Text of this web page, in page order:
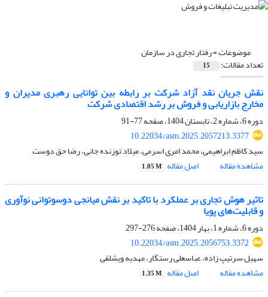
موضوعات =رفتار تجاری در سازمان
تعداد مقالات: 15
نقش جریان نقد آزاد شرکت بر رابطه بین توانایی رهبری مدیران و
مخارج بازاریابی و فروش بر رشد اقتصادی شرکت
دوره 6، شماره 2، تابستان 1404، صفحه
77-91
10.22034/asm.2025.2057213.3377
سید کاظم ابراهیمی، محمد امری اسرمی، میلاد توزنده جانی، رضا حق دوست
مشاهده مقاله
اصل مقاله 1.05 M
تاثیر هوش تجاری بر عملکرد با تاکید بر نقش میانجی دوسوتوانی نوآوری
و قابلیت‌های پویا
دوره 6، شماره 1، بهار 1404، صفحه
276-297
10.22034/asm.2025.2056753.3372
سهیل سرتیپ زاده، عباسعلی رستگار، مهدیه ویشلقی
مشاهده مقاله
اصل مقاله 1.35 M